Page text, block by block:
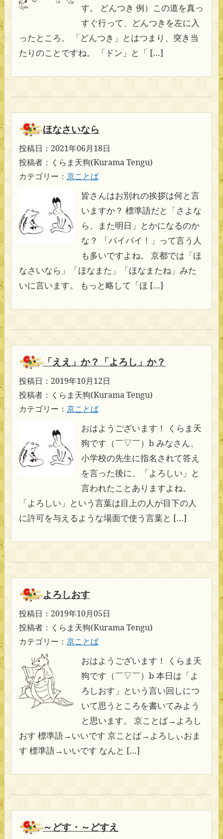
す。 どんつき 例）この道を真っ
すぐ行って、どんつきを左に入
ったところ。 「どんつき」とはつまり、突き当
たりのことですね。 「ドン」と「 […]
ほなさいなら
投稿日：2021年06月18日
投稿者：くらま天狗(Kurama Tengu)
カテゴリー： 京ことば
皆さんはお別れの挨拶は何と言
いますか？ 標準語だと「さよな
ら、また明日」とかになるのか
な？ 「バイバイ！」って言う人
も多いですよね。 京都では「ほ
なさいなら」「ほなまた」「ほなまたね」みた
いに言います。 もっと略して「ほ […]
「ええ」か？「よろし」か？
投稿日：2019年10月12日
投稿者：くらま天狗(Kurama Tengu)
カテゴリー： 京ことば
おはようございます！ くらま天
狗です（￣▽￣）b みなさん、
小学校の先生に指名されて答え
を言った後に、「よろしい」と
言われたことありますよね。
「よろしい」という言葉は目上の人が目下の人
に許可を与えるような場面で使う言葉と […]
よろしおす
投稿日：2019年10月05日
投稿者：くらま天狗(Kurama Tengu)
カテゴリー： 京ことば
おはようございます！ くらま天
狗です（￣▽￣）b 本日は「よ
ろしおす」という言い回しにつ
いて思うところを書いてみよう
と思います。 京ことば→よろし
おす 標準語→いいです 京ことば→よろしぃおま
す 標準語→いいです なんと […]
～どす・～どすえ